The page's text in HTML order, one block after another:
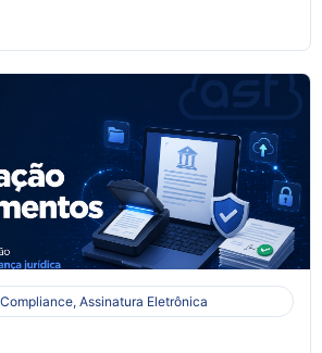
Assinatura Eletrônica